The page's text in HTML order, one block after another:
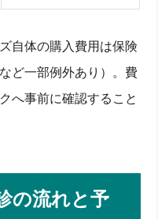
自体の購入費用は保険
ど一部例外あり）。費
へ事前に確認すること
の流れと予